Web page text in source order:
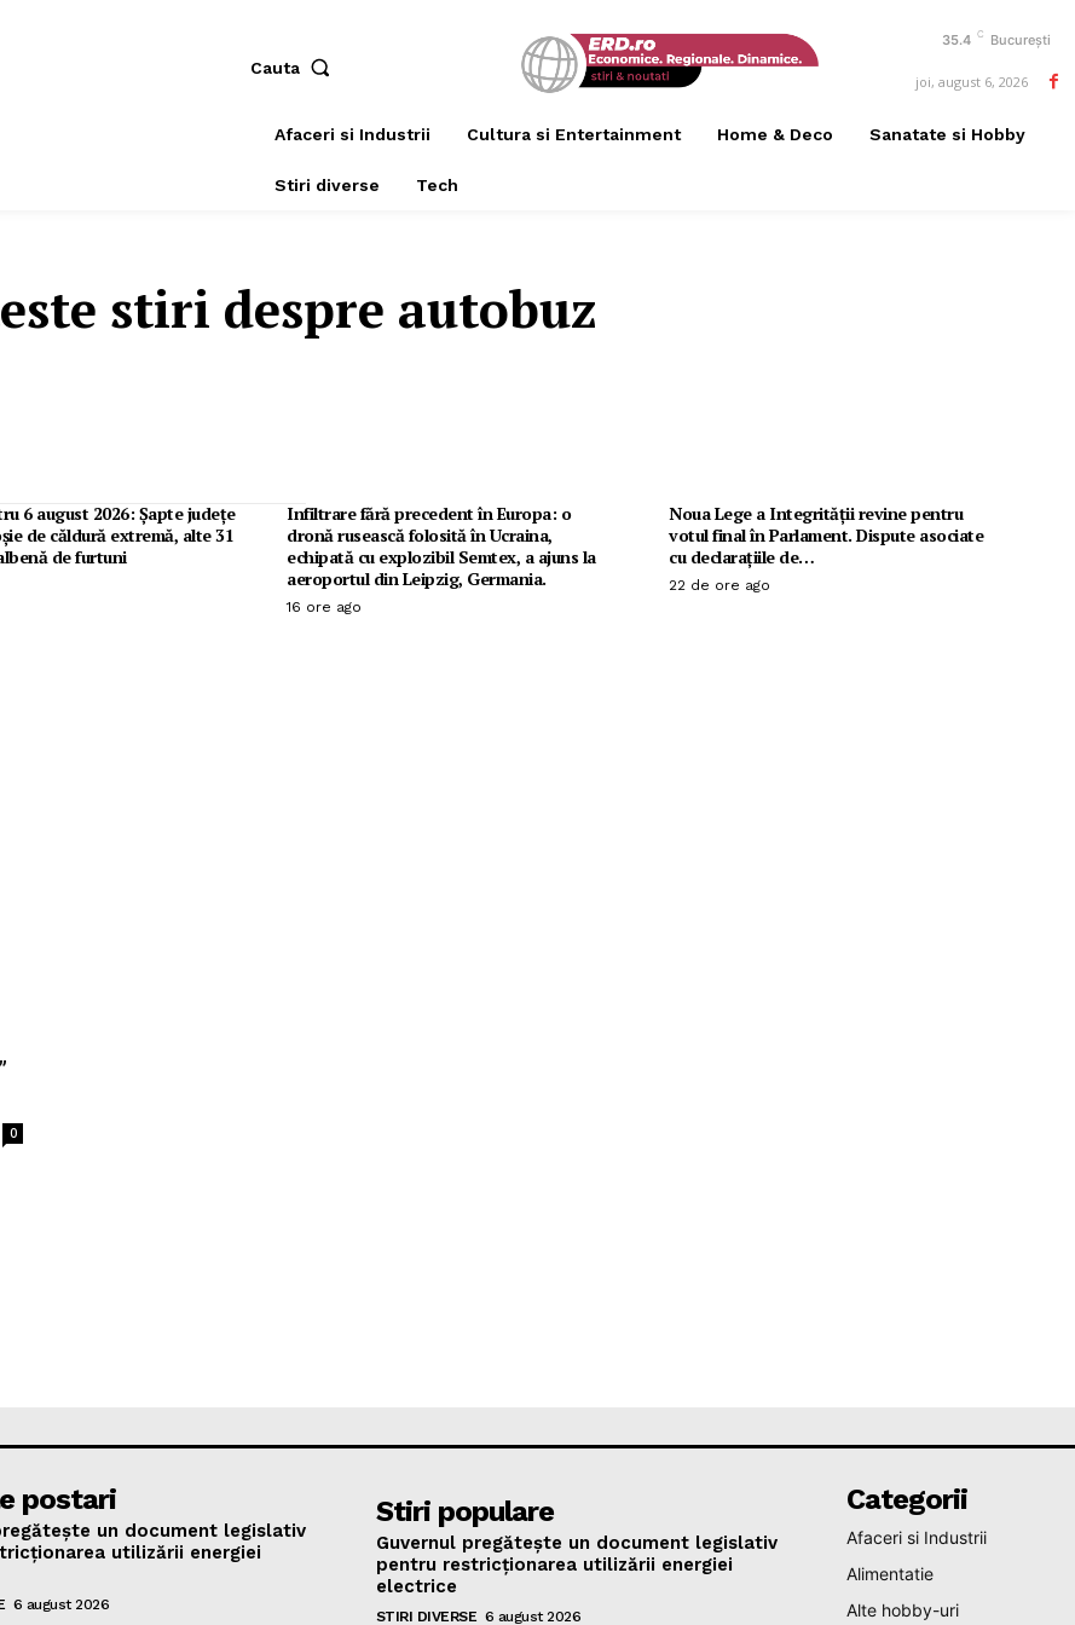
Cauta
35.4 C București
joi, august 6, 2026
Afaceri si Industrii Cultura si Entertainment Home & Deco Sanatate si Hobby
Stiri diverse Tech
stiri despre autobuz
6 august 2026: Șapte județe
de căldură extremă, alte 31
de furtuni
Infiltrare fără precedent în Europa: o
dronă rusească folosită în Ucraina,
echipată cu explozibil Semtex, a ajuns la
aeroportul din Leipzig, Germania.
16 ore ago
Noua Lege a Integrității revine pentru
votul final în Parlament. Dispute asociate
cu declarațiile de…
22 de ore ago
0
postari
un document legislativ
utilizării energiei
6 august 2026
Stiri populare
Guvernul pregătește un document legislativ
pentru restricționarea utilizării energiei
electrice
STIRI DIVERSE 6 august 2026
Categorii
Afaceri si Industrii
Alimentatie
Alte hobby-uri